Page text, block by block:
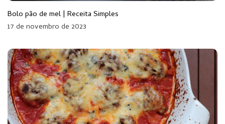
Bolo pão de mel | Receita Simples
17 de novembro de 2023